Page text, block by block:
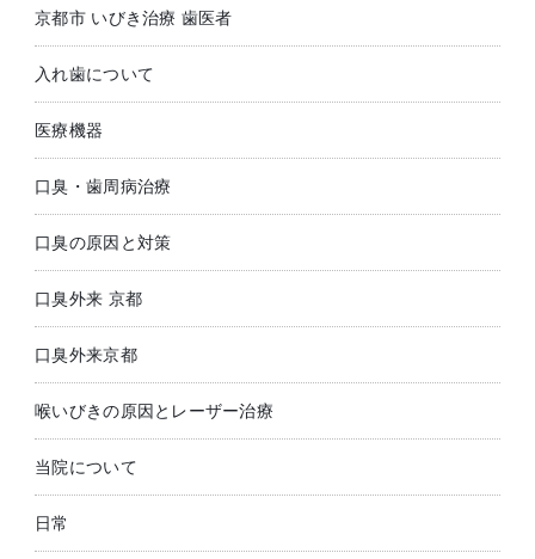
京都市 いびき治療 歯医者
入れ歯について
医療機器
口臭・歯周病治療
口臭の原因と対策
口臭外来 京都
口臭外来京都
喉いびきの原因とレーザー治療
当院について
日常